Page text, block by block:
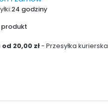
24 godziny
od 20,00 zł- Przesyłka kurierska